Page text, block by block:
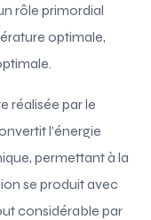
rôle primordial
optimale,
réalisée par le
l’énergie
permettant à la
se produit avec
considérable par